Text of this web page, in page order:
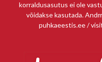
korraldusasutus ei ole
võidakse kasutada.
puhkaeestis.ee /